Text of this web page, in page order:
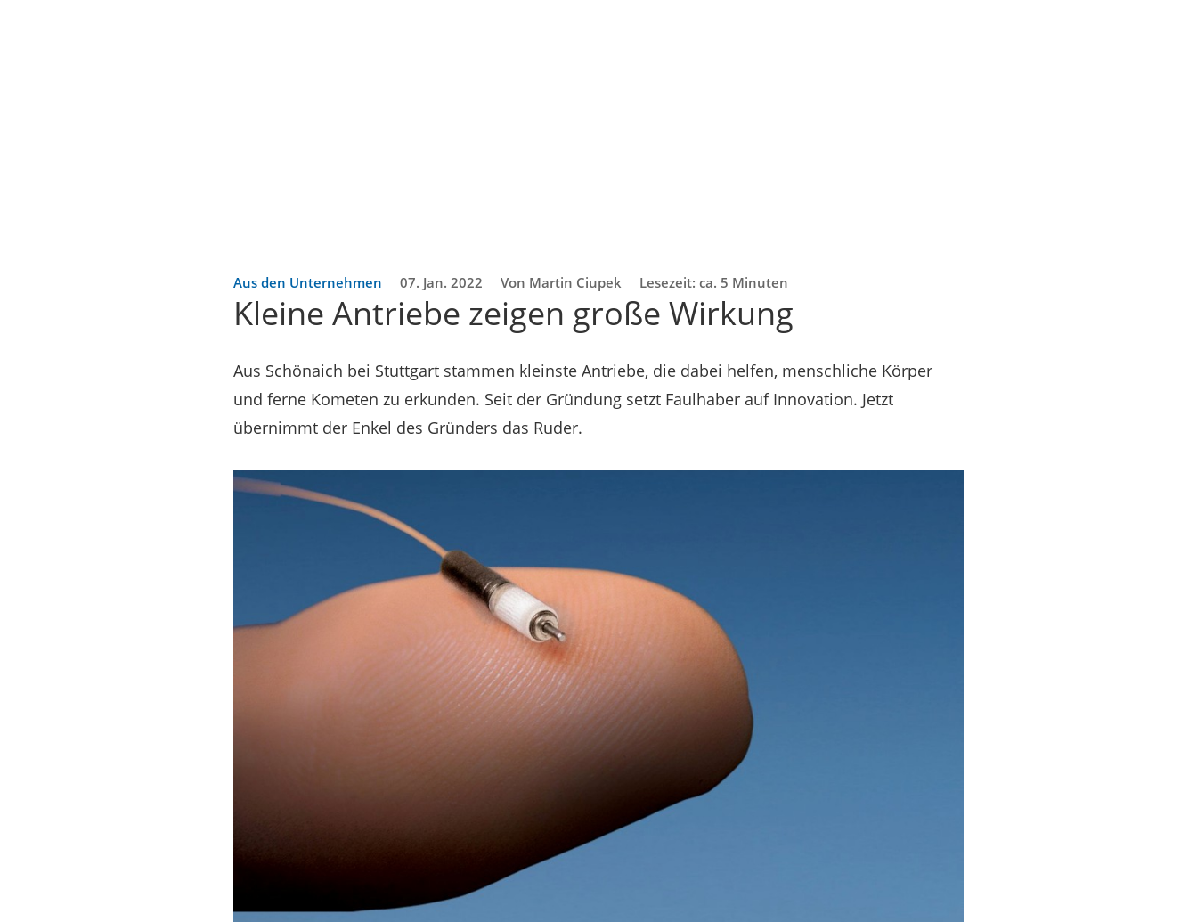
Aus den Unternehmen 07. Jan. 2022 Von Martin Ciupek Lesezeit: ca. 5 Minuten
Kleine Antriebe zeigen große Wirkung
Aus Schönaich bei Stuttgart stammen kleinste Antriebe, die dabei helfen, menschliche Körper
und ferne Kometen zu erkunden. Seit der Gründung setzt Faulhaber auf Innovation. Jetzt
übernimmt der Enkel des Gründers das Ruder.